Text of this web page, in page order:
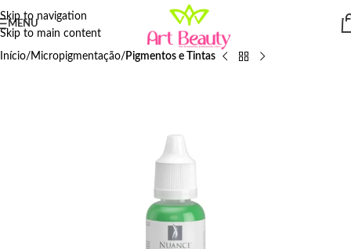
Skip to navigation
Skip to main content
MENU
Início Micropigmentação Pigmentos e Tintas